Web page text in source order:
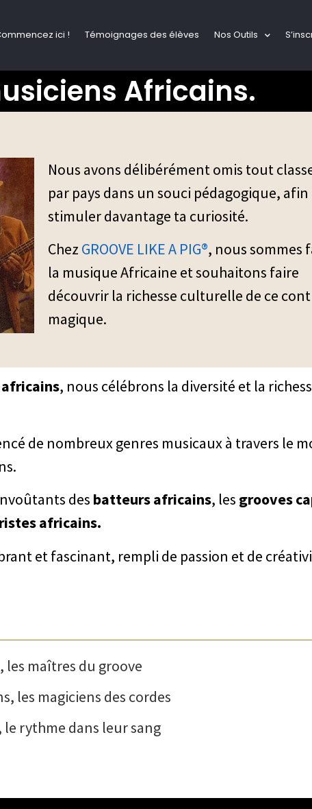
ici ! Témoignages des élèves Nos Outils
Africains.
Nous avons délibérément omis tout
par pays dans un souci pédagogique, afin
stimuler davantage ta curiosité.
Chez GROOVE LIKE A PIG®, nous sommes
la musique Africaine et souhaitons faire
découvrir la richesse culturelle de ce
magique.
, nous célébrons la diversité et la
de nombreux genres musicaux à travers le
des batteurs africains, les grooves
africains.
et fascinant, rempli de passion et de
les maîtres du groove
les magiciens des cordes
rythme dans leur sang